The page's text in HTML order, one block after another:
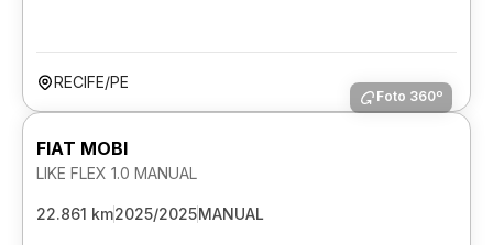
RECIFE/PE
Foto 360º
FIAT MOBI
LIKE FLEX 1.0 MANUAL
22.861 km2025/2025MANUAL